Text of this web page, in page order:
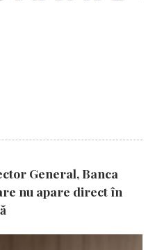
General, Banca
nu apare direct în